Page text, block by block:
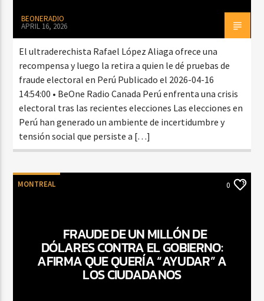
BEONERADIO
APRIL 16, 2026
El ultraderechista Rafael López Aliaga ofrece una
recompensa y luego la retira a quien le dé pruebas de
fraude electoral en Perú Publicado el 2026-04-16
14:54:00 • BeOne Radio Canada Perú enfrenta una crisis
electoral tras las recientes elecciones Las elecciones en
Perú han generado un ambiente de incertidumbre y
tensión social que persiste a […]
MONTREAL 0
FRAUDE DE UN MILLÓN DE
DÓLARES CONTRA EL GOBIERNO:
AFIRMA QUE QUERÍA “AYUDAR” A
LOS CIUDADANOS